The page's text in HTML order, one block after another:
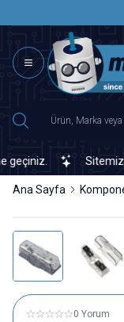
Sitemizde
Ana Sayfa
0 Yorum